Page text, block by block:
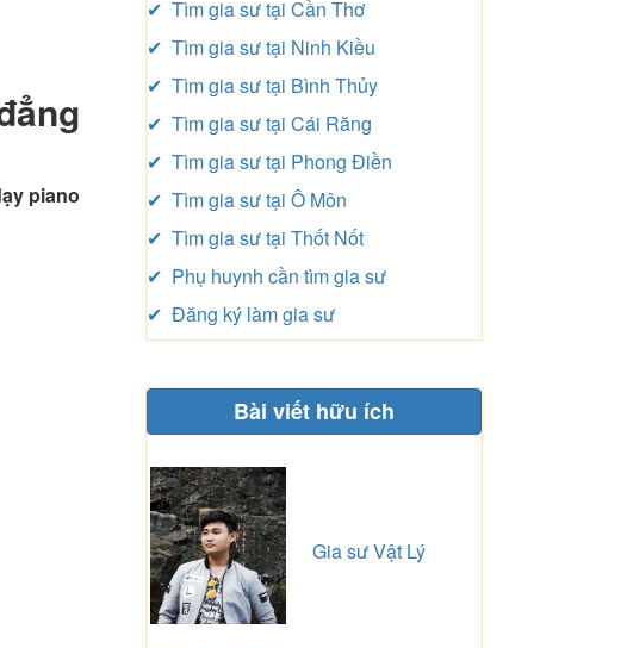
piano
✔ Tìm gia sư tại Cần Thơ
✔ Tìm gia sư tại Ninh Kiều
✔ Tìm gia sư tại Bình Thủy
✔ Tìm gia sư tại Cái Răng
✔ Tìm gia sư tại Phong Điền
✔ Tìm gia sư tại Ô Môn
✔ Tìm gia sư tại Thốt Nốt
✔ Phụ huynh cần tìm gia sư
✔ Đăng ký làm gia sư
Bài viết hữu ích
Gia sư Vật Lý